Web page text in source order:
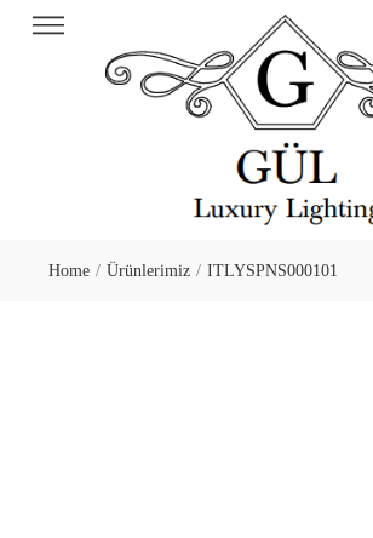
Home / Ürünlerimiz / ITLYSPNS000101